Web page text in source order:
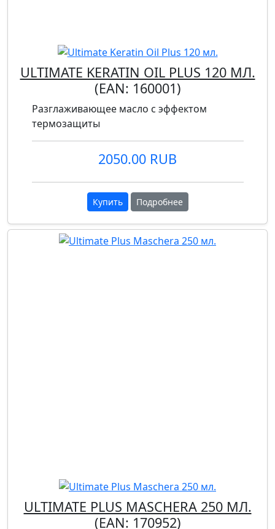
ULTIMATE KERATIN OIL PLUS 120 МЛ.
(EAN: 160001)
Разглаживающее масло с эффектом
термозащиты
2050.00 RUB
Купить Подробнее
ULTIMATE PLUS MASCHERA 250 МЛ.
(EAN: 170952)